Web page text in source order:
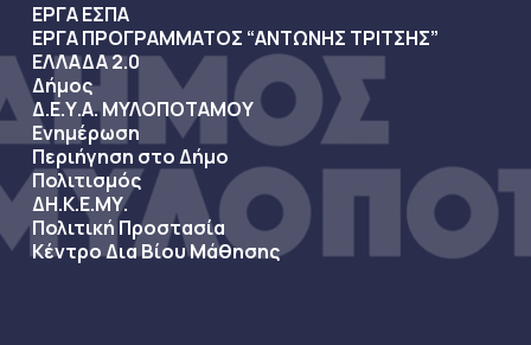
ΕΡΓΑ ΕΣΠΑ
ΕΡΓΑ ΠΡΟΓΡΑΜΜΑΤΟΣ “ΑΝΤΩΝΗΣ ΤΡΙΤΣΗΣ”
ΕΛΛΑΔΑ 2.0
Δήμος
Δ.Ε.Υ.Α. ΜΥΛΟΠΟΤΑΜΟΥ
Ενημέρωση
Περιήγηση στο Δήμο
Πολιτισμός
ΔΗ.Κ.Ε.ΜΥ.
Πολιτική Προστασία
Κέντρο Δια Βίου Μάθησης